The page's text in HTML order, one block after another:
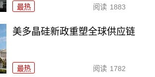
最热 阅读 1883
美多晶硅新政重塑全球供应链
最热 阅读 1782